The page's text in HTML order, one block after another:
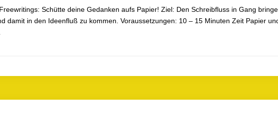
Schütte deine Gedanken aufs Papier! Ziel: Den Schreibfluss in Gang
damit in den Ideenfluß zu kommen. Voraussetzungen: 10 – 15 Minuten Zeit Papier